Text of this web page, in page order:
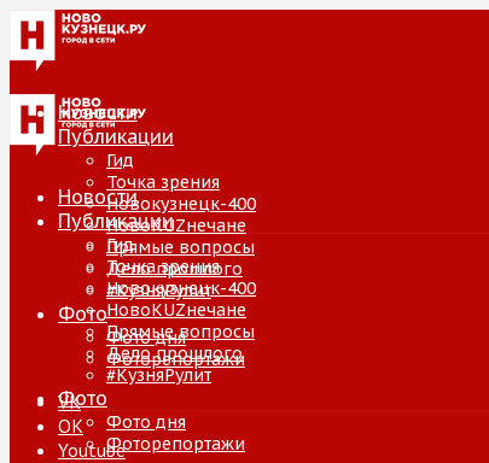
Новости
Публикации
Гид
Точка зрения
Новокузнецк-400
НовоKUZнечане
Прямые вопросы
Дело прошлого
#КузняРулит
Фото
Фото дня
Фоторепортажи
VK
ОК
Youtube
Новости
Публикации
Гид
Точка зрения
Новокузнецк-400
НовоKUZнечане
Прямые вопросы
Дело прошлого
#КузняРулит
Фото
Фото дня
Фоторепортажи